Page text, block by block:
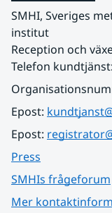
SMHI, Sveriges
institut
Reception och
Telefon
Epost:
Epost:
Press
SMHIs frågeforum
Mer